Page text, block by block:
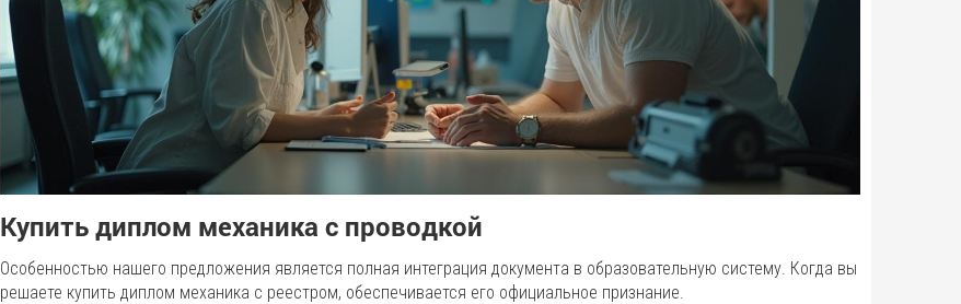
Купить диплом механика с проводкой
Особенностью нашего предложения является полная интеграция документа в образовательную систему. Когда вы
решаете купить диплом механика с реестром, обеспечивается его официальное признание.